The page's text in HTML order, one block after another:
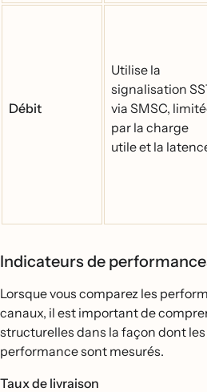
Débit
Utilise la
signalisation
via SMSC,
par la charge
utile et la
Indicateurs de
Lorsque vous comparez les
canaux, il est important de
structurelles dans la façon dont
performance sont mesurés.
Taux de livraison